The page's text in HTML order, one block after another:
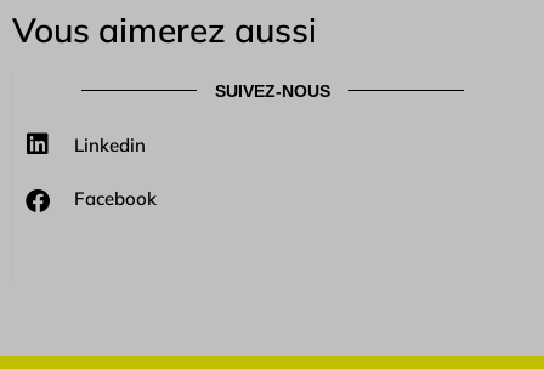
Vous aimerez aussi
SUIVEZ-NOUS
Linkedin
Facebook